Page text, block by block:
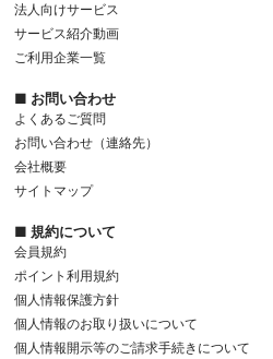
法人向けサービス
サービス紹介動画
ご利用企業一覧
■ お問い合わせ
よくあるご質問
お問い合わせ（連絡先）
会社概要
サイトマップ
■ 規約について
会員規約
ポイント利用規約
個人情報保護方針
個人情報のお取り扱いについて
個人情報開示等のご請求手続きについて